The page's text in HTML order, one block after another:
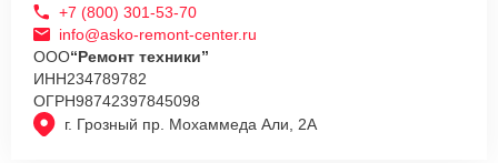
г. Грозный пр. Мохаммеда Али, 2А
+7 (800) 301-53-70
info@asko-remont-center.ru
ООО“Ремонт техники”
ИНН234789782
ОГРН98742397845098